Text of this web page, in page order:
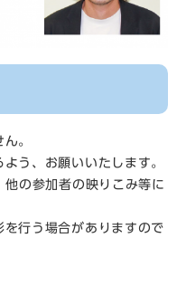
。
う、お願いいたします。
の参加者の映りこみ等に
行う場合がありますので